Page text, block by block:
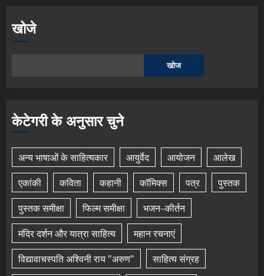
खोजे
खोज
केटेगरी के अनुसार चुने
अन्य भाषाओं के साहित्यकार आयुर्वेद आयोजन
आलेख
एकांकी
कविता कहानी कॉमिक्स पत्र
पुस्तक
पुस्तक समीक्षा
फिल्म समीक्षा
भजन–कीर्तन
मंदिर दर्शन और यात्रा साहित्य
महान रचनाएं
विद्यावाचस्पति अश्विनी राय "अरुण"
साहित्य संग्रह